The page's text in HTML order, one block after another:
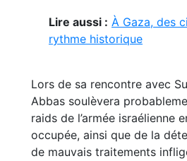
Lire aussi : À Gaza, des
rythme historique
Lors de sa rencontre avec
Abbas soulèvera
raids de l’armée israélienne
occupée, ainsi que de la
de mauvais traitements